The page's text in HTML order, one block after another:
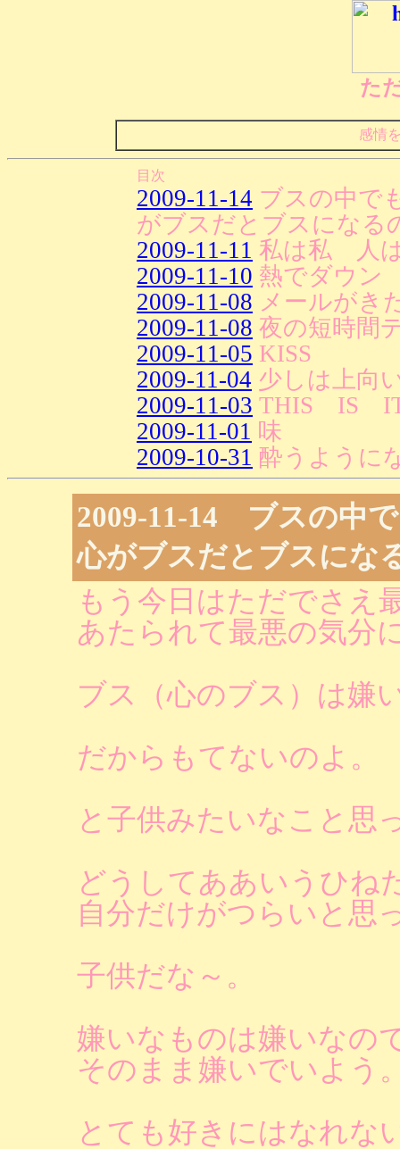
た
感情
目次
2009-11-14 ブスの中で
がブスだとブスになる
2009-11-11 私は私 人
2009-11-10 熱でダウン
2009-11-08 メールがき
2009-11-08 夜の短時間
2009-11-05 KISS
2009-11-04 少しは上向
2009-11-03 THIS IS
2009-11-01 味
2009-10-31 酔うように
2009-11-14 ブスの中
心がブスだとブスにな
もう今日はただでさえ
あたられて最悪の気分
ブス（心のブス）は嫌
だからもてないのよ。
と子供みたいなこと思
どうしてああいうひね
自分だけがつらいと思
子供だな～。
嫌いなものは嫌いなの
そのまま嫌いでいよう
とても好きにはなれな